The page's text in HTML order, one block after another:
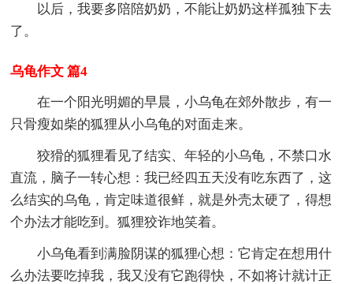
以后，我要多陪陪奶奶，不能让奶奶这样孤独下去
了。
乌龟作文 篇4
在一个阳光明媚的早晨，小乌龟在郊外散步，有一
只骨瘦如柴的狐狸从小乌龟的对面走来。
狡猾的狐狸看见了结实、年轻的小乌龟，不禁口水
直流，脑子一转心想：我已经四五天没有吃东西了，这
么结实的乌龟，肯定味道很鲜，就是外壳太硬了，得想
个办法才能吃到。狐狸狡诈地笑着。
小乌龟看到满脸阴谋的狐狸心想：它肯定在想用什
么办法要吃掉我，我又没有它跑得快，不如将计就计正